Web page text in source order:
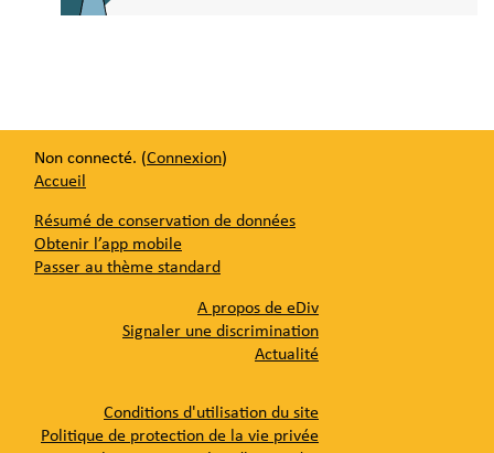
Non connecté. (Connexion)
Accueil
Résumé de conservation de données
Obtenir l’app mobile
Passer au thème standard
A propos de eDiv
Signaler une discrimination
Actualité
Conditions d'utilisation du site
Politique de protection de la vie privée